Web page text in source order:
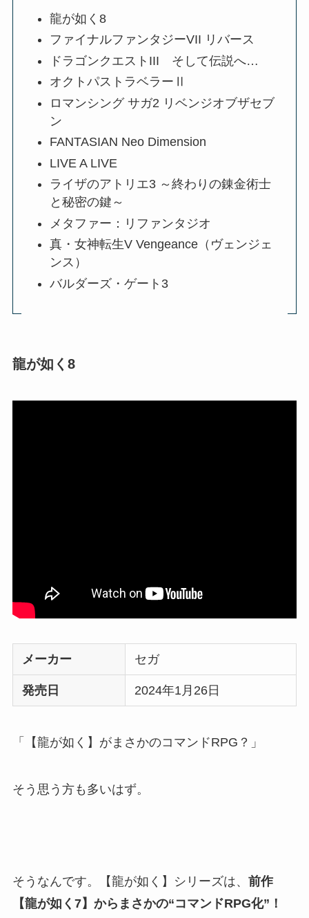
龍が如く8
ファイナルファンタジーVII リバース
ドラゴンクエストIII そして伝説へ…
オクトパストラベラーⅡ
ロマンシング サガ2 リベンジオブザセブ
ン
FANTASIAN Neo Dimension
LIVE A LIVE
ライザのアトリエ3 ～終わりの錬金術士
と秘密の鍵～
メタファー：リファンタジオ
真・女神転生V Vengeance（ヴェンジェ
ンス）
バルダーズ・ゲート3
龍が如く8
メーカー セガ
発売日 2024年1月26日
「【龍が如く】がまさかのコマンドRPG？」
そう思う方も多いはず。
そうなんです。【龍が如く】シリーズは、 前作
【龍が如く7】からまさかの“コマンドRPG化”！